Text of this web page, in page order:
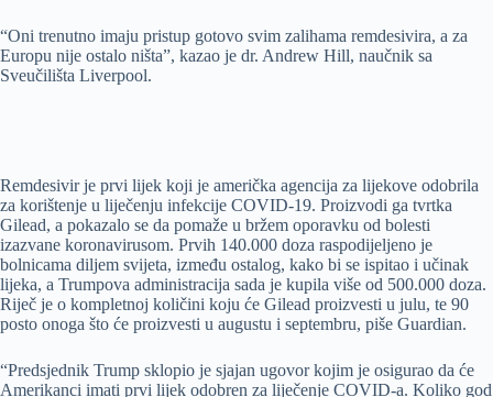
“Oni trenutno imaju pristup gotovo svim zalihama remdesivira, a za
Europu nije ostalo ništa”, kazao je dr. Andrew Hill, naučnik sa
Sveučilišta Liverpool.
Remdesivir je prvi lijek koji je američka agencija za lijekove odobrila
za korištenje u liječenju infekcije COVID-19. Proizvodi ga tvrtka
Gilead, a pokazalo se da pomaže u bržem oporavku od bolesti
izazvane koronavirusom. Prvih 140.000 doza raspodijeljeno je
bolnicama diljem svijeta, između ostalog, kako bi se ispitao i učinak
lijeka, a Trumpova administracija sada je kupila više od 500.000 doza.
Riječ je o kompletnoj količini koju će Gilead proizvesti u julu, te 90
posto onoga što će proizvesti u augustu i septembru, piše Guardian.
“Predsjednik Trump sklopio je sjajan ugovor kojim je osigurao da će
Amerikanci imati prvi lijek odobren za liječenje COVID-a. Koliko god